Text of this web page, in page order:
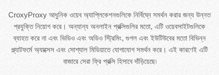
CroxyProxy আধুনিক ওয়েব অ্যাপ্লিকেশনগুলিকে নির্বিঘ্নে সমর্থন করার জন্য উন্নত
প্রযুক্তি নিয়োগ করে। অন্যান্য অনলাইন প্রক্সিগুলির মতো, এটি ওয়েবসাইটগুলিকে
ব্যাহত করে না এবং ভিডিও এবং অডিও স্ট্রিমিং, গুগল এবং ইউটিউবের মতো বিভিন্ন
প্ল্যাটফর্মে অ্যাক্সেস এবং সোশ্যাল মিডিয়াতে যোগাযোগ সমর্থন করে। এই কারণেই এটি
বাজারে সেরা ফ্রি প্রক্সি হিসাবে দাঁড়িয়েছে৷